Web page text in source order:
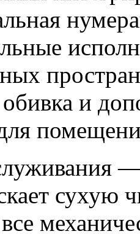
и
сухую